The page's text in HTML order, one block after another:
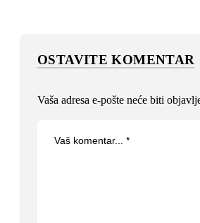
OSTAVITE KOMENTAR
Vaša adresa e-pošte neće biti